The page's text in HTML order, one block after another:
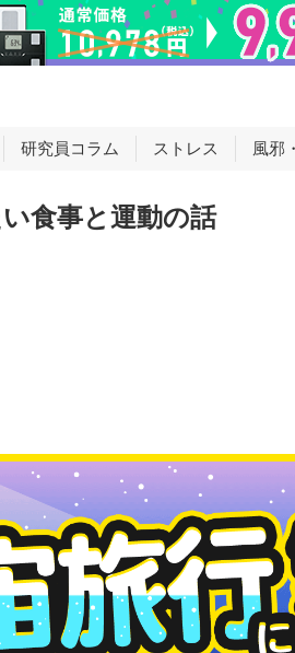
研究員コラム ストレス 風邪
食事と運動の話